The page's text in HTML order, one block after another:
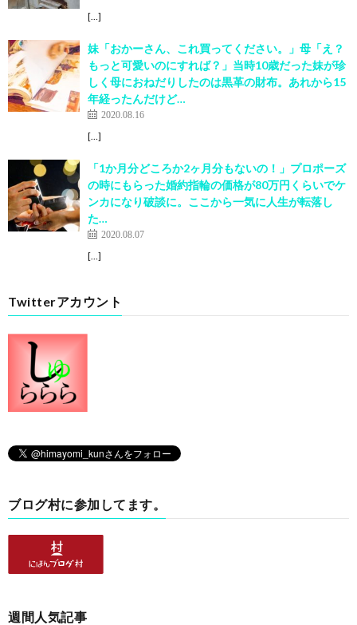
[…]
妹「おかーさん、これ買ってください。」母「え？
もっと可愛いのにすれば？」当時10歳だった妹が珍
しく母におねだりしたのは黒革の財布。あれから15
年経ったんだけど…
2020.08.16
[…]
「1か月分どころか2ヶ月分もないの！」プロポーズ
の時にもらった婚約指輪の価格が80万円くらいでケ
ンカになり破談に。ここから一気に人生が転落し
た…
2020.08.07
[…]
Twitterアカウント
ブログ村に参加してます。
週間人気記事